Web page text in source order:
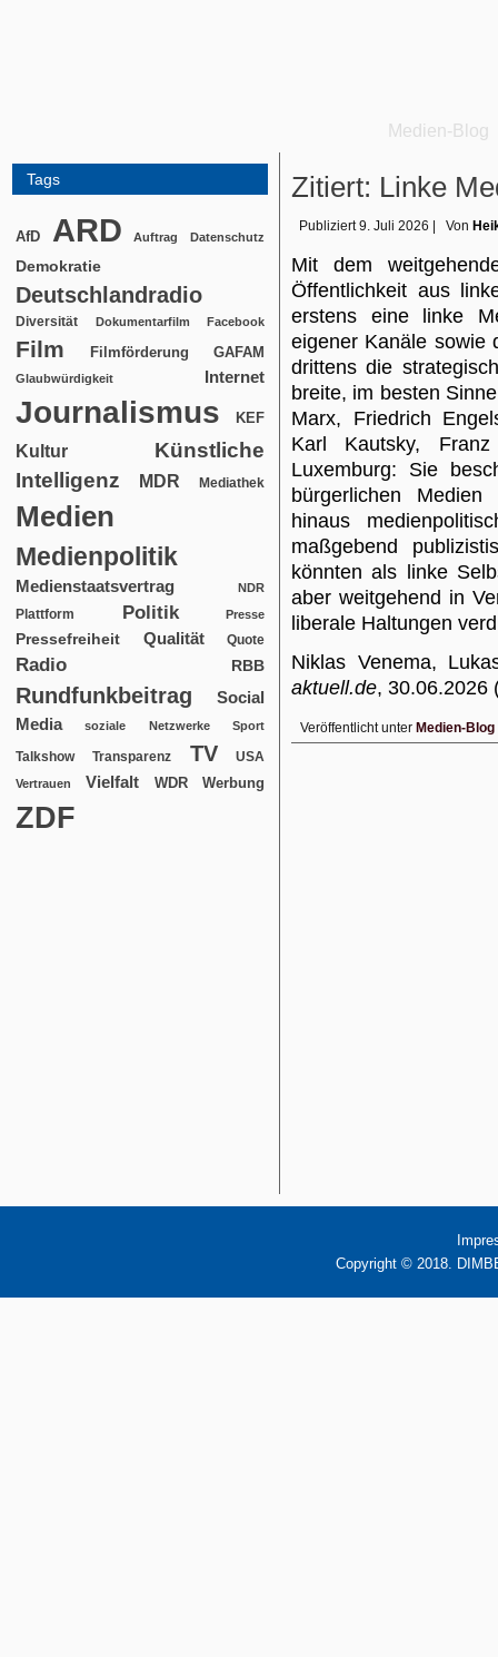
Medien-Blog
Tags
AfD ARD Auftrag Datenschutz
Demokratie
Deutschlandradio
Diversität Dokumentarfilm Facebook
Film Filmförderung GAFAM
Glaubwürdigkeit Internet
Journalismus KEF
Kultur
Künstliche
Intelligenz
MDR Mediathek
Medien
Medienpolitik
Medienstaatsvertrag NDR
Plattform Politik Presse
Pressefreiheit Qualität Quote
Radio RBB
Rundfunkbeitrag
Social
Media
soziale Netzwerke Sport
Talkshow Transparenz TV USA
Vertrauen Vielfalt WDR Werbung
ZDF
Zitiert: Linke
Publiziert 9. Juli 2026 Von
Mit dem
Öffentlichkeit aus
erstens eine linke
eigener Kanäle sowie
drittens die
breite, im besten
Marx, Friedrich
Karl Kautsky,
Luxemburg: Sie
bürgerlichen
hinaus
maßgebend
könnten als linke
aber weitgehend in
liberale Haltungen
Niklas Venema,
aktuell.de, 30.06.2026
Veröffentlicht unter Medien-Blog
Copyright © 2018.